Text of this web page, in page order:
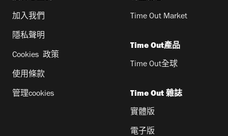
加入我們
隱私聲明
Cookies 政策
使用條款
管理cookies
Time Out Market
Time Out產品
Time Out全球
Time Out 雜誌
實體版
電子版